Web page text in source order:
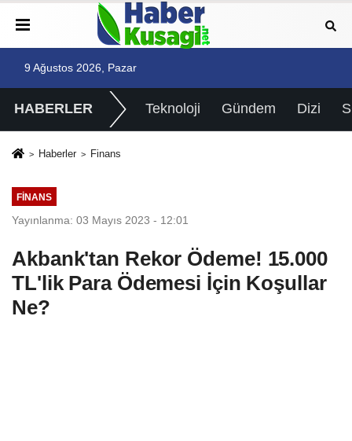
9 Ağustos 2026, Pazar
HABERLER Teknoloji Gündem Dizi
Haberler Finans
FINANS
Yayınlanma: 03 Mayıs 2023 - 12:01
Akbank'tan Rekor Ödeme! 15.000
TL'lik Para Ödemesi İçin Koşullar
Ne?